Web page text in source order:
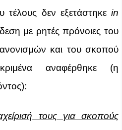
τέλους δεν εξετάστηκε in
με ρητές πρόνοιες του
και του σκοπού
αναφέρθηκε (η
τους για σκοπούς